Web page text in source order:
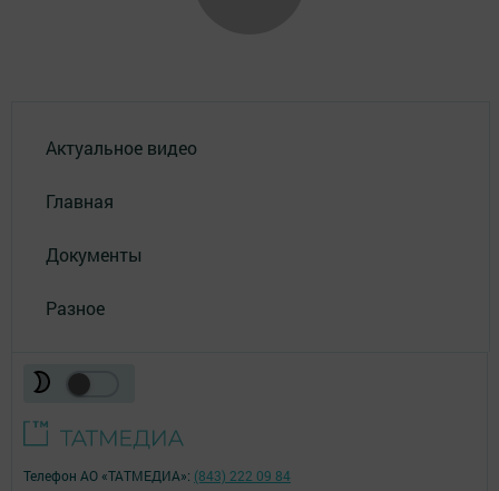
Актуальное видео
Главная
Документы
Разное
Телефон АО «ТАТМЕДИА»: (843) 222 09 84